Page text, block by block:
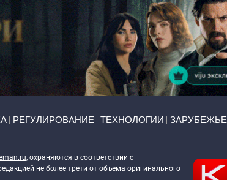
РЕГУЛИРОВАНИЕ ТЕХНОЛОГИИ ЗАРУБЕЖЬЕ
, охраняются в соответствии с
не более трети от объема оригинального